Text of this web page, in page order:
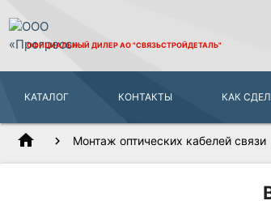
ОФИЦИАЛЬНЫЙ ДИЛЕРАО "СВЯЗЬСТРОЙДЕТАЛЬ"
КАТАЛОГ КОНТАКТЫ КАК
home Монтаж оптических кабелей связи